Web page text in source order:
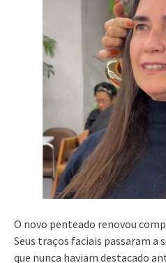
O novo penteado renovou
Seus traços faciais passaram a
que nunca haviam destacado